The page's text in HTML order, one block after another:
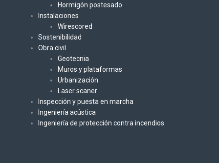
Hormigón postesado
Instalaciones
Wirescored
Sostenibilidad
Obra civil
Geotecnia
Muros y plataformas
Urbanización
Laser scaner
Inspección y puesta en marcha
Ingeniería acústica
Ingeniería de protección contra incendios